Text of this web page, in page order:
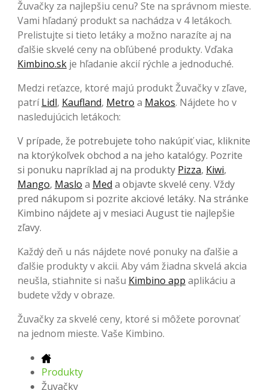
Žuvačky za najlepšiu cenu? Ste na správnom mieste.
Vami hľadaný produkt sa nachádza v 4 letákoch.
Prelistujte si tieto letáky a možno narazíte aj na
ďalšie skvelé ceny na obľúbené produkty. Vďaka
Kimbino.sk je hľadanie akcií rýchle a jednoduché.
Medzi reťazce, ktoré majú produkt Žuvačky v zľave,
patríLidl, Kaufland, Metro a Makos. Nájdete ho v
nasledujúcich letákoch:
V prípade, že potrebujete toho nakúpiť viac, kliknite
na ktorýkoľvek obchod a na jeho katalógy. Pozrite
si ponuku napríklad aj na produkty Pizza, Kiwi,
Mango, Maslo a Med a objavte skvelé ceny. Vždy
pred nákupom si pozrite akciové letáky. Na stránke
Kimbino nájdete aj v mesiaci August tie najlepšie
zľavy.
Každý deň u nás nájdete nové ponuky na ďalšie a
ďalšie produkty v akcii. Aby vám žiadna skvelá akcia
neušla, stiahnite si našu Kimbino app aplikáciu a
budete vždy v obraze.
Žuvačky za skvelé ceny, ktoré si môžete porovnať
na jednom mieste. Vaše Kimbino.
Produkty
Žuvačky